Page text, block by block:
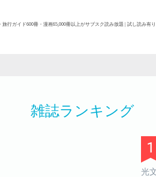
旅行ガイド600冊・漫画65,000冊以上がサブスク読み放題 | 試し読み有
雑誌ランキング
光